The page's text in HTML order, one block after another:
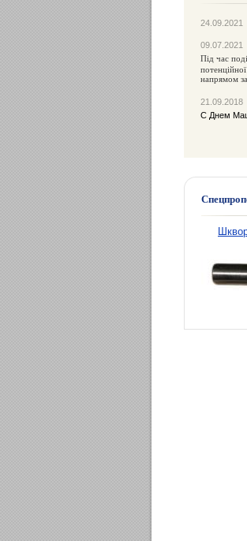
24.09.2021
09.07.2021
Під час
напрямом
21.09.2018
С Днем